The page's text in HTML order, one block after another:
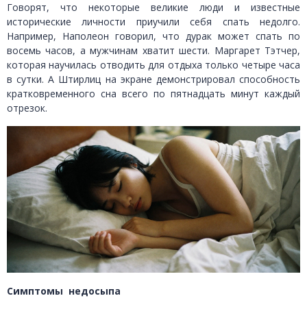
Говорят, что некоторые великие люди и известные
исторические личности приучили себя спать недолго.
Например, Наполеон говорил, что дурак может спать по
восемь часов, а мужчинам хватит шести. Маргарет Тэтчер,
которая научилась отводить для отдыха только четыре часа
в сутки. А Штирлиц на экране демонстрировал способность
кратковременного сна всего по пятнадцать минут каждый
отрезок.
Симптомы недосыпа